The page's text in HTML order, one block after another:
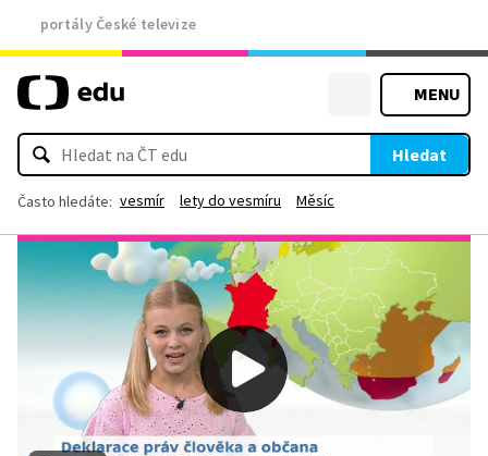
portály České televize
MENU
Hledat
Často hledáte: vesmír lety do vesmíru Měsíc